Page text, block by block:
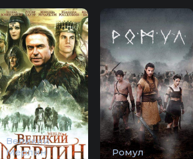
Великий
Мерлин
Ромул